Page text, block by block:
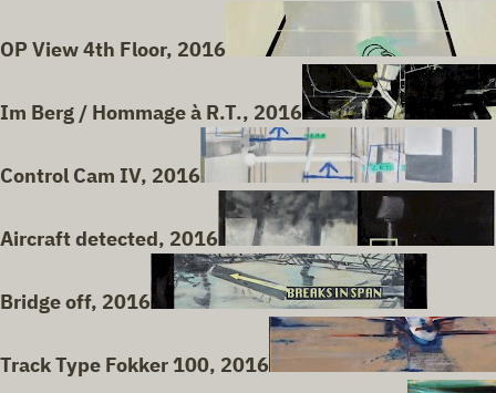
OP View 4th Floor, 2016
Im Berg / Hommage à R.T., 2016
Control Cam IV, 2016
Aircraft detected, 2016
Bridge off, 2016
Track Type Fokker 100, 2016